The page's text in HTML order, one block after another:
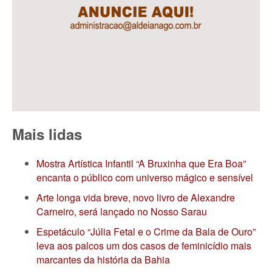
Mais lidas
Mostra Artística Infantil “A Bruxinha que Era Boa”
encanta o público com universo mágico e sensível
Arte longa vida breve, novo livro de Alexandre
Carneiro, será lançado no Nosso Sarau
Espetáculo “Júlia Fetal e o Crime da Bala de Ouro”
leva aos palcos um dos casos de feminicídio mais
marcantes da história da Bahia